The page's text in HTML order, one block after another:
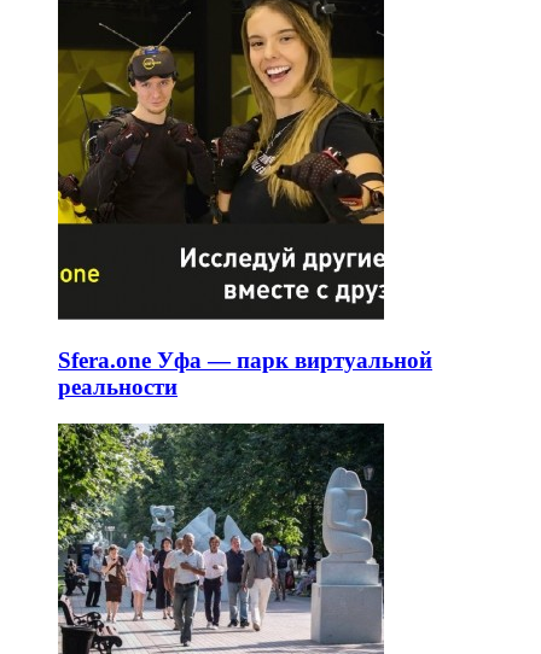
Sfera.one Уфа — парк виртуальной
реальности